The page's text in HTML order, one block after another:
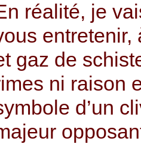
réalité, je
entretenir,
gaz de
ni raison
d’un